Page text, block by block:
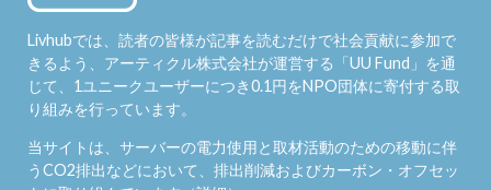
Livhubでは、読者の皆様が記事を読むだけで社会貢献に参加で
きるよう、アーティクル株式会社が運営する「UU Fund 」を通
じて、1ユニークユーザーにつき0.1円をNPO団体に寄付する取
り組みを行っています。
当サイトは、サーバーの電力使用と取材活動のための移動に伴
うCO2排出などにおいて、排出削減およびカーボン・オフセッ